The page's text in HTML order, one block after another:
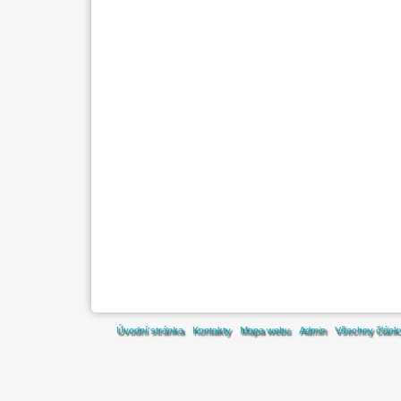
Úvodní stránka Kontakty Mapa webu Admin Všechny